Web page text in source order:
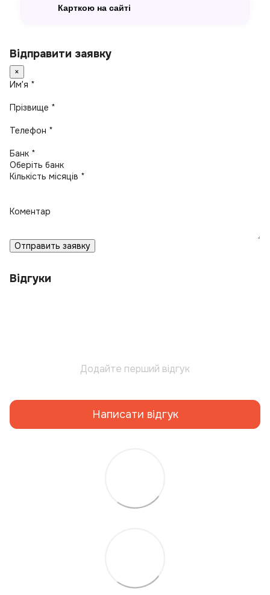
Карткою на сайті
Відправити заявку
×
Имʼя *
Прізвище *
Телефон *
Банк *
Кількість місяців *
Коментар
Отправить заявку
Відгуки
Додайте перший відгук
Написати відгук